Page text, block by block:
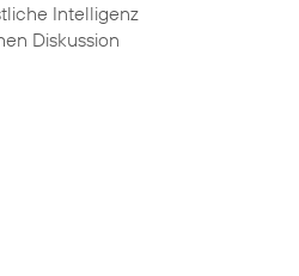
Intelligenz
Diskussion